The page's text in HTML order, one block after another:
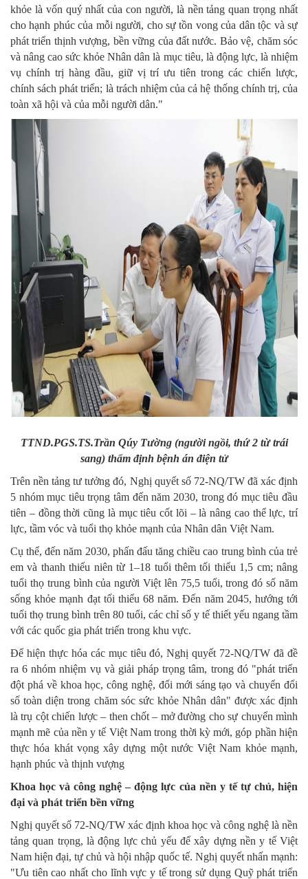
khỏe là vốn quý nhất của con người, là nền tảng quan trọng nhất
cho hạnh phúc của mỗi người, cho sự tồn vong của dân tộc và sự
phát triển thịnh vượng, bền vững của đất nước. Bảo vệ, chăm sóc
và nâng cao sức khỏe Nhân dân là mục tiêu, là động lực, là nhiệm
vụ chính trị hàng đầu, giữ vị trí ưu tiên trong các chiến lược,
chính sách phát triển; là trách nhiệm của cả hệ thống chính trị, của
toàn xã hội và của mỗi người dân."
TTND.PGS.TS.Trần Qúy Tường (người ngồi, thứ 2 từ trái
sang) thẩm định bệnh án điện tử
Trên nền tảng tư tưởng đó, Nghị quyết số 72-NQ/TW đã xác định
5 nhóm mục tiêu trọng tâm đến năm 2030, trong đó mục tiêu đầu
tiên – đồng thời cũng là mục tiêu cốt lõi – là nâng cao thể lực, trí
lực, tầm vóc và tuổi thọ khỏe mạnh của Nhân dân Việt Nam.
Cụ thể, đến năm 2030, phấn đấu tăng chiều cao trung bình của trẻ
em và thanh thiếu niên từ 1–18 tuổi thêm tối thiểu 1,5 cm; nâng
tuổi thọ trung bình của người Việt lên 75,5 tuổi, trong đó số năm
sống khỏe mạnh đạt tối thiểu 68 năm. Đến năm 2045, hướng tới
tuổi thọ trung bình trên 80 tuổi, các chỉ số y tế thiết yếu ngang tầm
với các quốc gia phát triển trong khu vực.
Để hiện thực hóa các mục tiêu đó, Nghị quyết 72-NQ/TW đã đề
ra 6 nhóm nhiệm vụ và giải pháp trọng tâm, trong đó "phát triển
đột phá về khoa học, công nghệ, đổi mới sáng tạo và chuyển đổi
số toàn diện trong chăm sóc sức khỏe Nhân dân" được xác định
là trụ cột chiến lược – then chốt – mở đường cho sự chuyển mình
mạnh mẽ của nền y tế Việt Nam trong thời kỳ mới, góp phần hiện
thực hóa khát vọng xây dựng một nước Việt Nam khỏe mạnh,
hạnh phúc và thịnh vượng
Khoa học và công nghệ – động lực của nền y tế tự chủ, hiện
đại và phát triển bền vững
Nghị quyết số 72-NQ/TW xác định khoa học và công nghệ là nền
tảng quan trọng, là động lực chủ yếu để xây dựng nền y tế Việt
Nam hiện đại, tự chủ và hội nhập quốc tế. Nghị quyết nhấn mạnh:
"Ưu tiên cao nhất cho lĩnh vực y tế trong sử dụng Quỹ phát triển